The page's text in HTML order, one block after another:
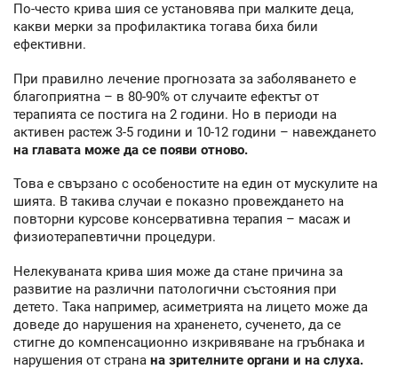
По-често крива шия се установява при малките деца,
какви мерки за профилактика тогава биха били
ефективни.
При правилно лечение прогнозата за заболяването е
благоприятна – в 80-90% от случаите ефектът от
терапията се постига на 2 години. Но в периоди на
активен растеж 3-5 години и 10-12 години – навеждането
на главата може да се появи отново.
Това е свързано с особеностите на един от мускулите на
шията. В такива случаи е показно провеждането на
повторни курсове консервативна терапия – масаж и
физиотерапевтични процедури.
Нелекуваната крива шия може да стане причина за
развитие на различни патологични състояния при
детето. Така например, асиметрията на лицето може да
доведе до нарушения на храненето, сученето, да се
стигне до компенсационно изкривяване на гръбнака и
нарушения от страна на зрителните органи и на слуха.